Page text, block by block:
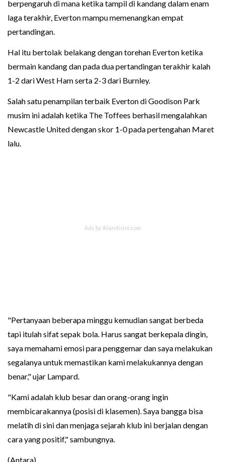
berpengaruh di mana ketika tampil di kandang dalam enam
laga terakhir, Everton mampu memenangkan empat
pertandingan.
Hal itu bertolak belakang dengan torehan Everton ketika
bermain kandang dan pada dua pertandingan terakhir kalah
1-2 dari West Ham serta 2-3 dari Burnley.
Salah satu penampilan terbaik Everton di Goodison Park
musim ini adalah ketika The Toffees berhasil mengalahkan
Newcastle United dengan skor 1-0 pada pertengahan Maret
lalu.
"Pertanyaan beberapa minggu kemudian sangat berbeda
tapi itulah sifat sepak bola. Harus sangat berkepala dingin,
saya memahami emosi para penggemar dan saya melakukan
segalanya untuk memastikan kami melakukannya dengan
benar," ujar Lampard.
"Kami adalah klub besar dan orang-orang ingin
membicarakannya (posisi di klasemen). Saya bangga bisa
melatih di sini dan menjaga sejarah klub ini berjalan dengan
cara yang positif," sambungnya.
(Antara)